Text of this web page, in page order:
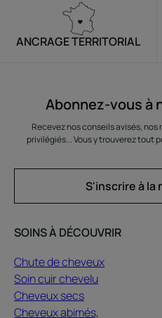
ANCRAGE TERRITORIAL
Abonnez-vous à
Recevez nos conseils avisés,
privilégiés... Vous y trouverez tout
S'inscrire à
SOINS À DÉCOUVRIR
Chute de cheveux
Soin cuir chevelu
Cheveux secs
Cheveux abimés,